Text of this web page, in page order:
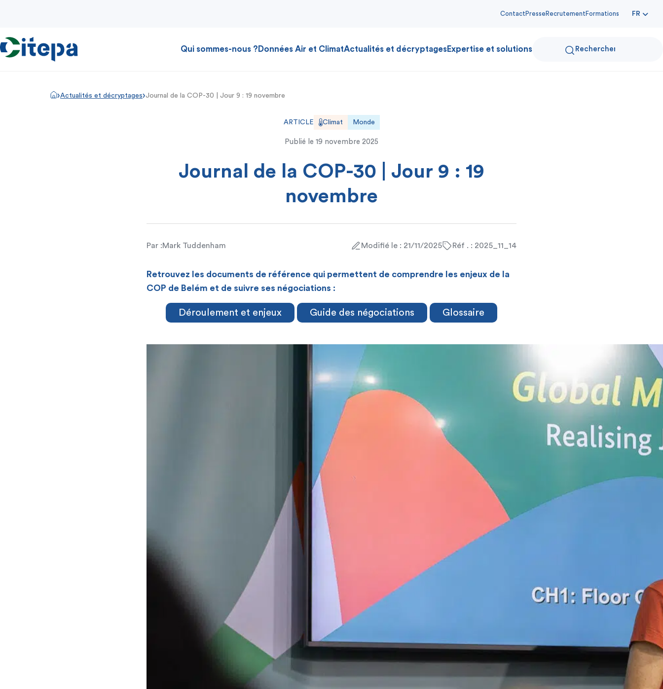
Contact Presse Recrutement Formations FR
Qui sommes-nous ? Données Air et ClimatActualités et décryptagesExpertise et solutions
›Actualités et décryptages›Journal de la COP-30 | Jour 9 : 19 novembre
ARTICLE Climat Monde
Publié le 19 novembre 2025
Journal de la COP-30 | Jour 9 : 19
novembre
Par :Mark Tuddenham Modifié le : 21/11/2025 Réf . : 2025_11_14
Retrouvez les documents de référence qui permettent de comprendre les enjeux de la
COP de Belém et de suivre ses négociations :
Déroulement et enjeux Guide des négociations
Glossaire